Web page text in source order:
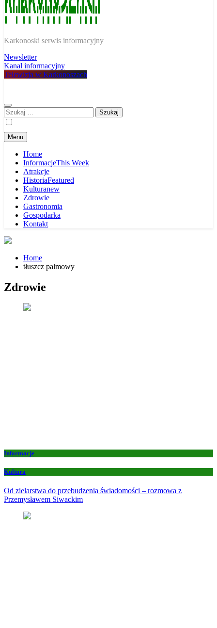
W Karkonoszach
Karkonoski serwis informacyjny
Newsletter
Kanal informacyjny
Telewizja w Karkonoszach
Szukaj:
Menu
Home
InformacjeThis Week
Atrakcje
HistoriaFeatured
Kulturanew
Zdrowie
Gastronomia
Gospodarka
Kontakt
Home
tłuszcz palmowy
Zdrowie
Informacje
Kultura
Od zielarstwa do przebudzenia świadomości – rozmowa z
Przemysławem Siwackim